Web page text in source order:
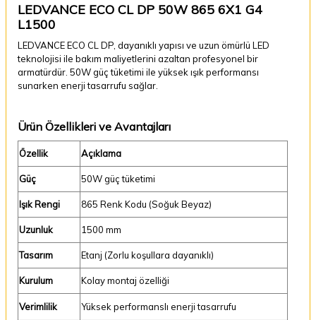
LEDVANCE ECO CL DP 50W 865 6X1 G4
L1500
LEDVANCE ECO CL DP, dayanıklı yapısı ve uzun ömürlü LED
teknolojisi ile bakım maliyetlerini azaltan profesyonel bir
armatürdür. 50W güç tüketimi ile yüksek ışık performansı
sunarken enerji tasarrufu sağlar.
Ürün Özellikleri ve Avantajları
Özellik Açıklama
Güç 50W güç tüketimi
Işık Rengi 865 Renk Kodu (Soğuk Beyaz)
Uzunluk 1500 mm
Tasarım Etanj (Zorlu koşullara dayanıklı)
Kurulum Kolay montaj özelliği
Verimlilik Yüksek performanslı enerji tasarrufu